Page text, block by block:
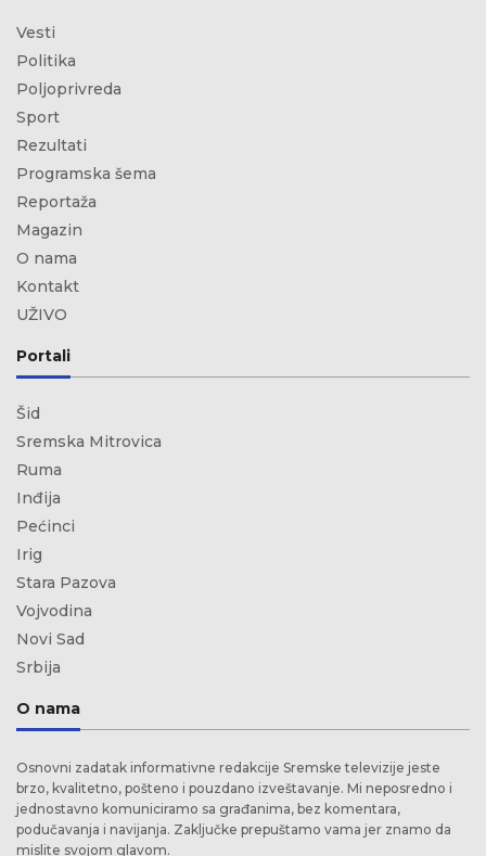
Vesti
Politika
Poljoprivreda
Sport
Rezultati
Programska šema
Reportaža
Magazin
O nama
Kontakt
UŽIVO
Portali
Šid
Sremska Mitrovica
Ruma
Inđija
Pećinci
Irig
Stara Pazova
Vojvodina
Novi Sad
Srbija
O nama
Osnovni zadatak informativne redakcije Sremske televizije jeste
brzo, kvalitetno, pošteno i pouzdano izveštavanje. Mi neposredno i
jednostavno komuniciramo sa građanima, bez komentara,
podučavanja i navijanja. Zaključke prepuštamo vama jer znamo da
mislite svojom glavom.